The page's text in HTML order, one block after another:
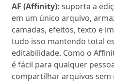
AF (Affinity): suporta a
em um único arquivo,
camadas, efeitos, texto e
tudo isso mantendo total
editabilidade. Como o
é fácil para qualquer
compartilhar arquivos sem